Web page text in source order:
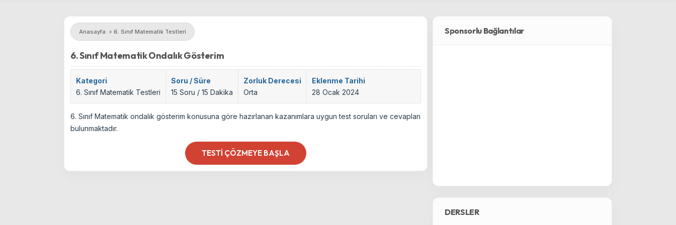
Anasayfa » 6. Sınıf Matematik Testleri
6. Sınıf Matematik Ondalık Gösterim
Kategori
6. Sınıf Matematik Testleri
Soru / Süre
15 Soru / 15 Dakika
Zorluk Derecesi
Orta
Eklenme Tarihi
28 Ocak 2024
6. Sınıf Matematik ondalık gösterim konusuna göre hazırlanan kazanımlara uygun test soruları ve cevapları
bulunmaktadır.
TESTI ÇÖZMEYE BAŞLA
Sponsorlu Bağlantılar
DERSLER